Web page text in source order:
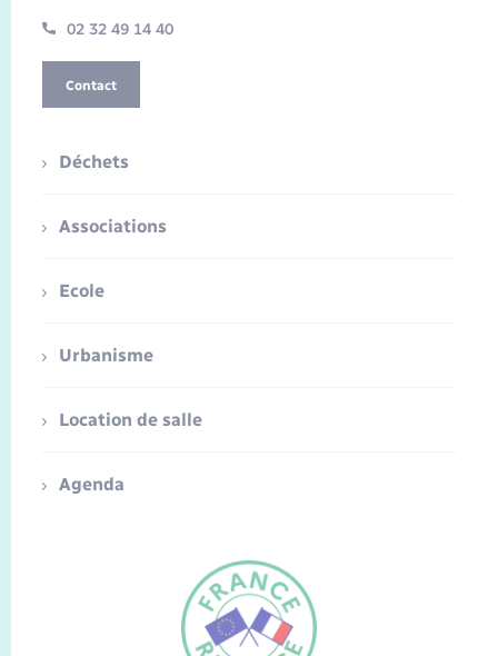
02 32 49 14 40
Contact
Déchets
Associations
Ecole
Urbanisme
Location de salle
Agenda